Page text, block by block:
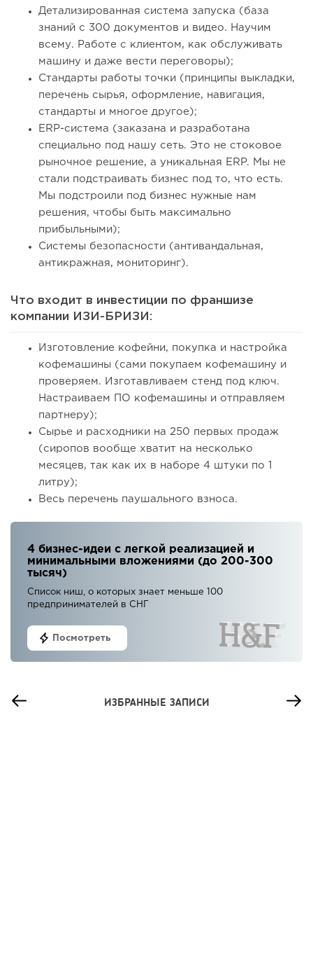
Детализированная система запуска (база
знаний с 300 документов и видео. Научим
всему. Работе с клиентом, как обслуживать
машину и даже вести переговоры);
Стандарты работы точки (принципы выкладки,
перечень сырья, оформление, навигация,
стандарты и многое другое);
ERP-система (заказана и разработана
специально под нашу сеть. Это не стоковое
рыночное решение, а уникальная ERP. Мы не
стали подстраивать бизнес под то, что есть.
Мы подстроили под бизнес нужные нам
решения, чтобы быть максимально
прибыльными);
Системы безопасности (антивандальная,
антикражная, мониторинг).
Что входит в инвестиции по франшизе
компании ИЗИ-БРИЗИ:
Изготовление кофейни, покупка и настройка
кофемашины (сами покупаем кофемашину и
проверяем. Изготавливаем стенд под ключ.
Настраиваем ПО кофемашины и отправляем
партнеру);
Сырье и расходники на 250 первых продаж
(сиропов вообще хватит на несколько
месяцев, так как их в наборе 4 штуки по 1
литру);
Весь перечень паушального взноса.
4 бизнес-идеи с легкой реализацией и
минимальными вложениями (до 200-300
тысяч)
Список ниш, о которых знает меньше 100
предпринимателей в СНГ
Посмотреть
ИЗБРАННЫЕ ЗАПИСИ